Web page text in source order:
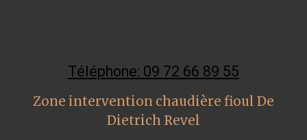
Téléphone: 09 72 66 89 55
Zone intervention chaudière fioul De
Dietrich Revel